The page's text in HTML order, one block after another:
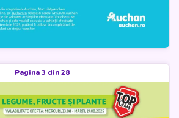
Pagina 3 din 28